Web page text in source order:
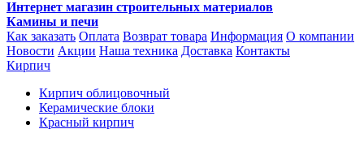
Интернет магазин строительных материалов
Камины и печи
Как заказать Оплата Возврат товара Информация О компании
Новости Акции Наша техника Доставка Контакты
Кирпич
Кирпич облицовочный
Керамические блоки
Красный кирпич